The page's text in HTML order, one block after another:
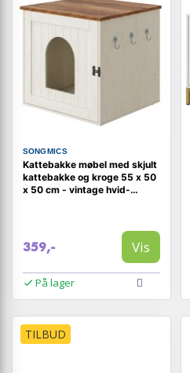
SONGMICS
Kattebakke møbel med skjult
kattebakke og kroge 55 x 50
x 50 cm - vintage hvid-
359,- Vis
På lager
TILBUD